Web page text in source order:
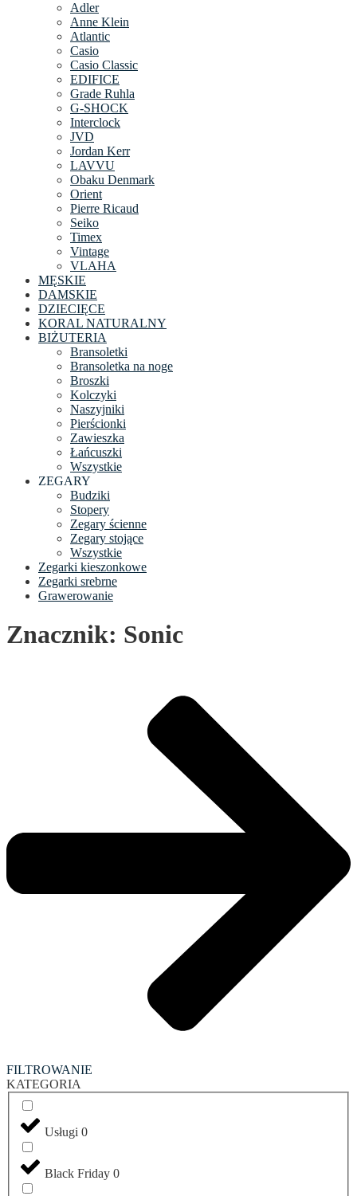
Adler
Anne Klein
Atlantic
Casio
Casio Classic
EDIFICE
Grade Ruhla
G-SHOCK
Interclock
JVD
Jordan Kerr
LAVVU
Obaku Denmark
Orient
Pierre Ricaud
Seiko
Timex
Vintage
VLAHA
MĘSKIE
DAMSKIE
DZIECIĘCE
KORAL NATURALNY
BIŻUTERIA
Bransoletki
Bransoletka na noge
Broszki
Kolczyki
Naszyjniki
Pierścionki
Zawieszka
Łańcuszki
Wszystkie
ZEGARY
Budziki
Stopery
Zegary ścienne
Zegary stojące
Wszystkie
Zegarki kieszonkowe
Zegarki srebrne
Grawerowanie
Znacznik: Sonic
FILTROWANIE
KATEGORIA
Usługi 0
Black Friday 0